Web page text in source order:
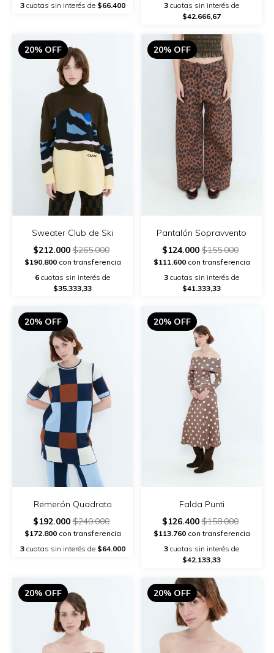
3cuotas sin interés de $66.400
3 cuotas sin interés de
$42.666,67
20% OFF
Sweater Club de Ski
$212.000$265.000
$190.800con transferencia
6 cuotas sin interés de
$35.333,33
20% OFF
Pantalón Sopravvento
$124.000$155.000
$111.600con transferencia
3 cuotas sin interés de
$41.333,33
20% OFF
Remerón Quadrato
$192.000$240.000
$172.800con transferencia
3cuotas sin interés de $64.000
20% OFF
Falda Punti
$126.400$158.000
$113.760con transferencia
3 cuotas sin interés de
$42.133,33
20% OFF 20% OFF